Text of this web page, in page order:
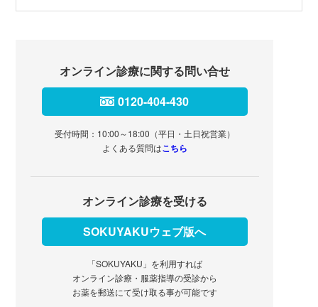
オンライン診療に関する問い合せ
0120-404-430
受付時間：10:00～18:00（平日・土日祝営業）
よくある質問はこちら
オンライン診療を受ける
SOKUYAKUウェブ版へ
「SOKUYAKU」を利用すれば
オンライン診療・服薬指導の受診から
お薬を郵送にて受け取る事が可能です